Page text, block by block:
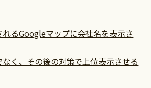
るGoogleマップに会社名を表示さ
く、その後の対策で上位表示させる